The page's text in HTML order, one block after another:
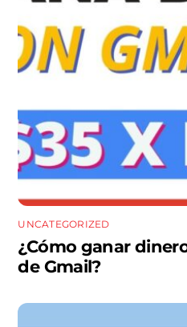
UNCATEGORIZED
¿Cómo ganar
de Gmail?